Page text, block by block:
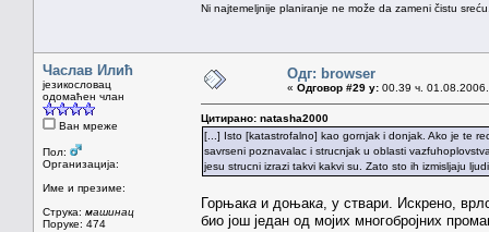
Ni najtemeljnije planiranje ne može da zameni čistu
Часлав Илић
језикословац
одомаћен члан
Ван мреже
Пол:
Организација:
Име и презиме:
Струка: машинац
Поруке: 474
Одг: browser
« Одговор #29 у: 00.39 ч.
Цитирано: natasha2000
[...] Isto [katastrofalno] kao gornjak i donjak. Ako je te
savrseni poznavalac i strucnjak u oblasti
jesu strucni izrazi takvi kakvi su. Zato sto ih izmisljaju
Горњака и доњака , у ствари. Искрено,
био још један од мојих многобројних